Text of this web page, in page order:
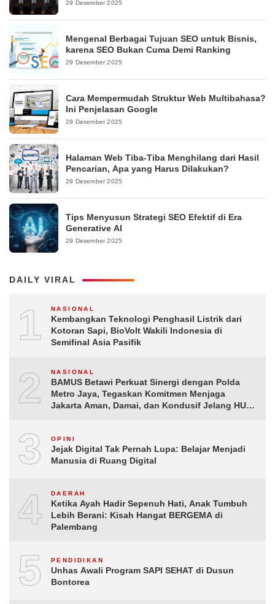
29 Desember 2025
Mengenal Berbagai Tujuan SEO untuk Bisnis,
karena SEO Bukan Cuma Demi Ranking
29 Desember 2025
Cara Mempermudah Struktur Web Multibahasa?
Ini Penjelasan Google
29 Desember 2025
Halaman Web Tiba-Tiba Menghilang dari Hasil
Pencarian, Apa yang Harus Dilakukan?
29 Desember 2025
Tips Menyusun Strategi SEO Efektif di Era
Generative AI
29 Desember 2025
DAILY VIRAL
1 NASIONAL
Kembangkan Teknologi Penghasil Listrik dari
Kotoran Sapi, BioVolt Wakili Indonesia di
Semifinal Asia Pasifik
2 NASIONAL
BAMUS Betawi Perkuat Sinergi dengan Polda
Metro Jaya, Tegaskan Komitmen Menjaga
Jakarta Aman, Damai, dan Kondusif Jelang HUT
3 OPINI
Jejak Digital Tak Pernah Lupa: Belajar Menjadi
Manusia di Ruang Digital
4 DAERAH
Ketika Ayah Hadir Sepenuh Hati, Anak Tumbuh
Lebih Berani: Kisah Hangat BERGEMA di
Palembang
5 PENDIDIKAN
Unhas Awali Program SAPI SEHAT di Dusun
Bontorea